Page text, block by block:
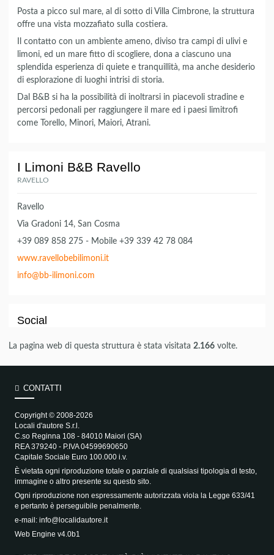
Posta a picco sul mare, al di sotto di Villa Cimbrone, la struttura
offre una vista mozzafiato sulla costiera.
Il contatto con un ambiente ameno, diviso tra campi di ulivi e
limoni, ed un mare fitto di scogliere, dona a ciascuno una
splendida esperienza di quiete e tranquillità, ma anche desiderio
di esplorazione di luoghi intrisi di storia.
Dal B&B si ha la possibilità di inoltrarsi in piacevoli stradine e
percorsi pedonali per raggiungere il mare ed i paesi limitrofi
come Torello, Minori, Maiori, Atrani.
I Limoni B&B Ravello
RAVELLO
Ravello
Via Gradoni 14, San Cosma
+39 089 858 275 - Mobile +39 339 42 78 084
www.ravellobebilimoni.it
info@bb-ilimoni.com
Social
La pagina web di questa struttura è stata visitata 2.166 volte.
CONTATTI
Copyright © 2008-2026
Locali d'autore S.r.l.
C.so Reginna 108 - 84010 Maiori (SA)
REA 379240 - P.IVA 04599690650
Capitale Sociale Euro 100.000 i.v.
È vietata ogni riproduzione totale o parziale di qualsiasi tipologia di testo,
immagine o altro presente su questo sito.
Ogni riproduzione non espressamente autorizzata viola la Legge 633/41
e pertanto è perseguibile penalmente.
e-mail: info@localidautore.it
Web Engine v4.0b1